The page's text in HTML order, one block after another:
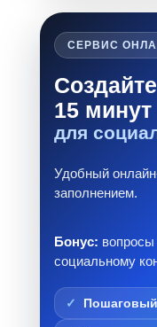
СЕРВИС
15 минут
для
Удобный
заполнением.
Бонус: вопросы
социальному